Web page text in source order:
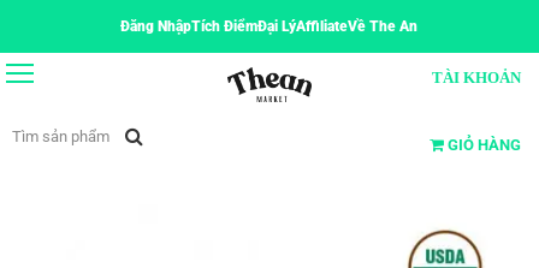
Đăng NhậpTích ĐiểmĐại LýAffiliateVề The An
TÀI KHOẢN
GIỎ HÀNG